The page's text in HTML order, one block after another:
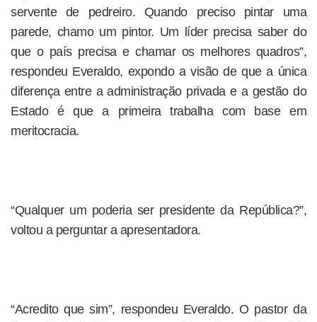
servente de pedreiro. Quando preciso pintar uma
parede, chamo um pintor. Um líder precisa saber do
que o país precisa e chamar os melhores quadros”,
respondeu Everaldo, expondo a visão de que a única
diferença entre a administração privada e a gestão do
Estado é que a primeira trabalha com base em
meritocracia.
“Qualquer um poderia ser presidente da República?”,
voltou a perguntar a apresentadora.
“Acredito que sim”, respondeu Everaldo. O pastor da